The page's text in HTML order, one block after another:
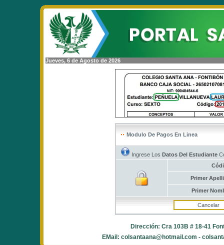
Jueves, 6 de Agosto de 2026
Modulo De Pagos En Linea
Ingrese Los Datos Del Estudiante
Primer
Primer
Dirección: Cra 103B # 18-41
EMail: colsantaana@hotmail.com -